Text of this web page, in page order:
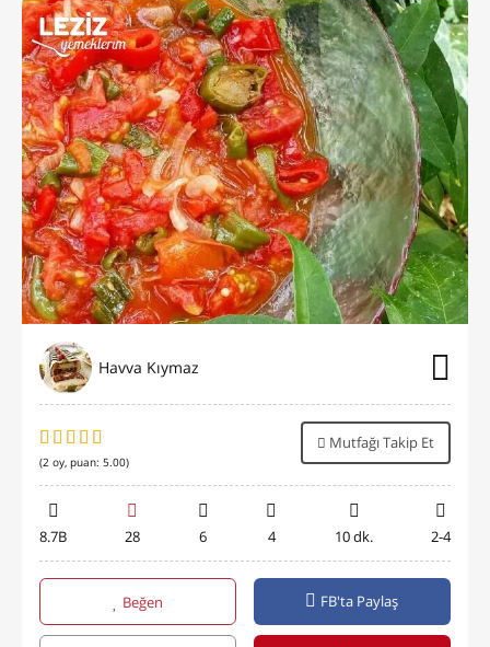
Havva Kıymaz
(2 oy, puan: 5.00)
Mutfağı Takip Et
8.7B 28 6 4 10 dk. 2-4
Beğen FB'ta Paylaş